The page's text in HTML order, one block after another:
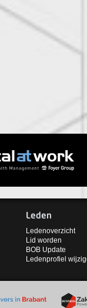
Leden
Ledenoverzicht
Lid worden
BOB Update
Ledenprofiel